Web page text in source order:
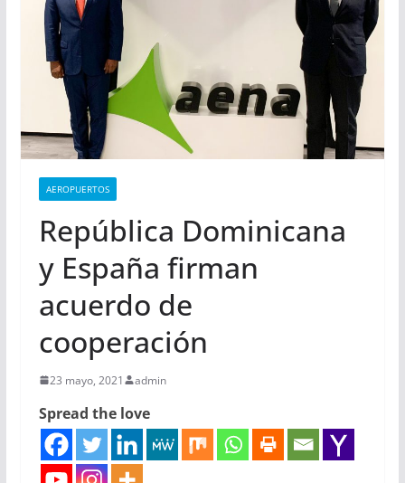
AEROPUERTOS
República Dominicana
y España firman
acuerdo de
cooperación
23 mayo, 2021 admin
Spread the love